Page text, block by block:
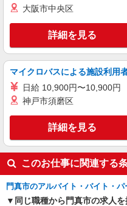
大阪市中央区
詳細を見る
マイクロバスによる施設利用
日給 10,900円〜10,900円
神戸市須磨区
詳細を見る
このお仕事に関連する
門真市のアルバイト・バイト・
同じ職種から門真市の求人